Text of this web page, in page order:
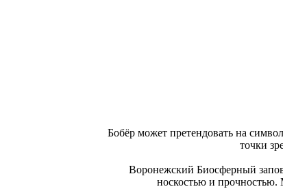
Бобёр может претендовать на
точки
Воронежский Биосферный
носкостью и прочностью.